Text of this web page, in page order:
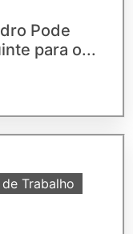
Pode
para o...
Trabalho